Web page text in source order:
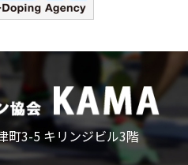
町3-5 キリンジビル3階